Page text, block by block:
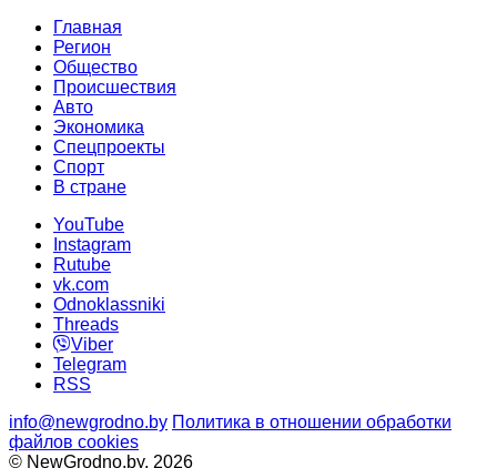
Главная
Регион
Общество
Происшествия
Авто
Экономика
Спецпроекты
Cпорт
В стране
YouTube
Instagram
Rutube
vk.com
Odnoklassniki
Threads
Viber
Telegram
RSS
info@newgrodno.by Политика в отношении обработки
файлов cookies
© NewGrodno.by, 2026